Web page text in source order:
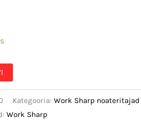
Kategooria:Work Sharp noateritajad
Work Sharp